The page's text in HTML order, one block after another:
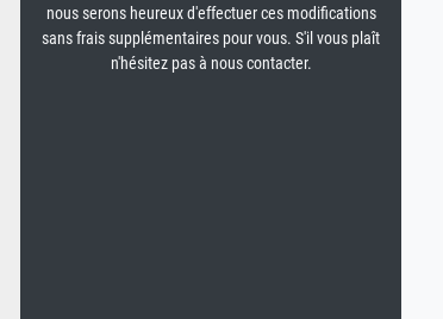
nous serons heureux d'effectuer ces modifications
sans frais supplémentaires pour vous. S'il vous plaît
n'hésitez pas à nous contacter.